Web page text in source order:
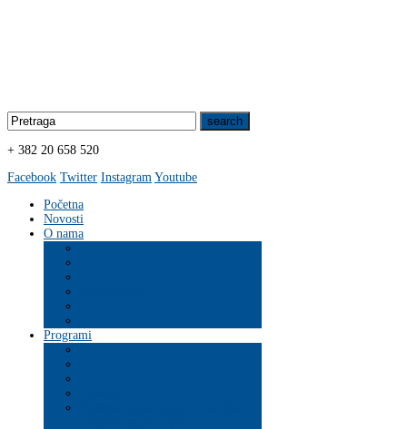
+ 382 20 658 520
Facebook Twitter Instagram Youtube
Početna
Novosti
O nama
Programi